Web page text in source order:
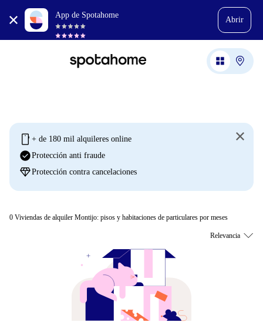
App de Spotahome
Abrir
mobile + de 180 mil alquileres online
check_circleProtección anti fraude
diamondProtección contra cancelaciones
0 Viviendas de alquiler Montijo: pisos y habitaciones de particulares por meses